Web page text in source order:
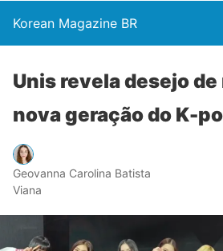
Korean Magazine BR
Unis revela desejo
nova geração do K-
Geovanna Carolina Batista
Viana